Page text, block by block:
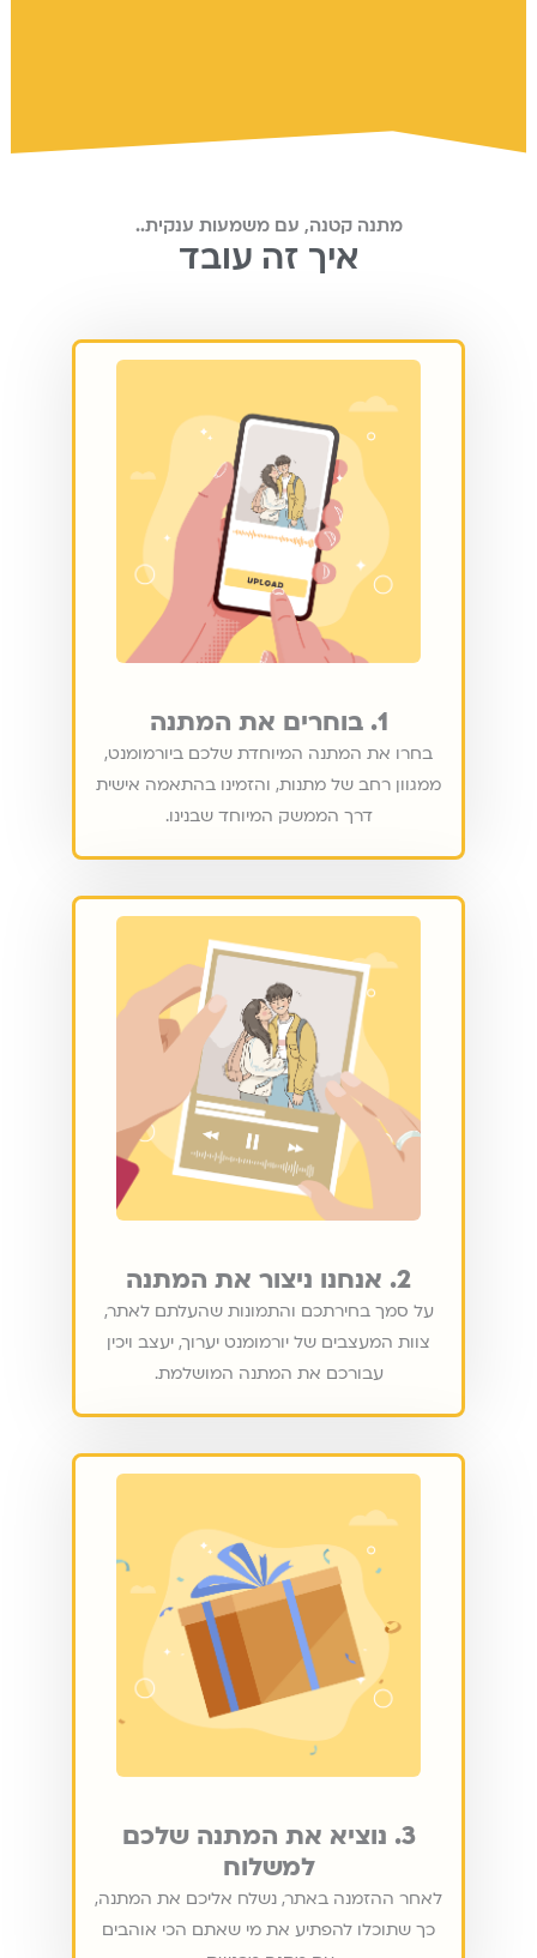
מתנה קטנה, עם משמעות ענקית..
איך זה עובד
1. בוחרים את המתנה
בחרו את המתנה המיוחדת שלכם ביורמומנט,
ממגוון רחב של מתנות, והזמינו בהתאמה אישית
דרך הממשק המיוחד שבנינו.
2. אנחנו ניצור את המתנה
על סמך בחירתכם והתמונות שהעלתם לאתר,
צוות המעצבים של יורמומנט יערוך, יעצב ויכין
עבורכם את המתנה המושלמת.
3. נוציא את המתנה שלכם
למשלוח
לאחר ההזמנה באתר, נשלח אליכם את המתנה,
כך שתוכלו להפתיע את מי שאתם הכי אוהבים